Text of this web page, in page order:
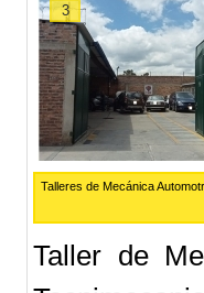
3
Talleres de Mecánica
Taller de